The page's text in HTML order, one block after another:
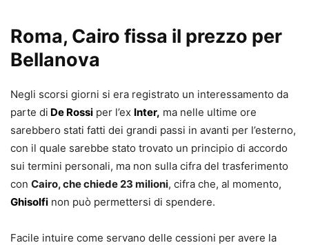
Roma, Cairo fissa il prezzo per
Bellanova
Negli scorsi giorni si era registrato un interessamento da
parte di De Rossi per l’ex Inter, ma nelle ultime ore
sarebbero stati fatti dei grandi passi in avanti per l’esterno,
con il quale sarebbe stato trovato un principio di accordo
sui termini personali, ma non sulla cifra del trasferimento
con Cairo, che chiede 23 milioni, cifra che, al momento,
Ghisolfi non può permettersi di spendere.
Facile intuire come servano delle cessioni per avere la